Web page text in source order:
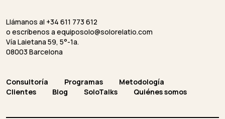
Llámanos al +34 611 773 612
o escríbenos a equiposolo@solorelatio.com
Vía Laietana 59, 5°-1a.
08003 Barcelona
Consultoría Programas
Metodología
Clientes
Blog SoloTalks Quiénes somos